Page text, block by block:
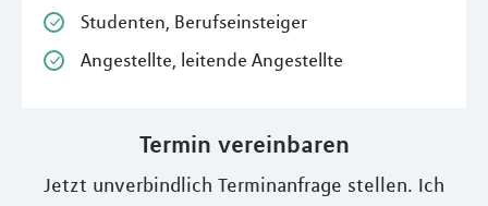
Studenten, Berufseinsteiger
Angestellte, leitende Angestellte
Termin vereinbaren
Jetzt unverbindlich Terminanfrage stellen. Ich